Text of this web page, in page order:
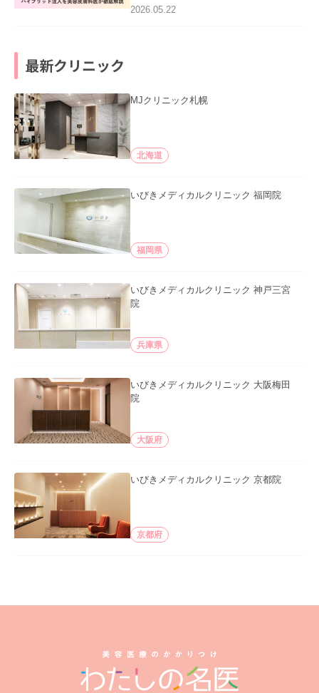
た。
2026.05.22
最新クリニック
MJクリニック札幌
北海道
いびきメディカルクリニック 福岡院
福岡県
いびきメディカルクリニック 神戸三宮
院
兵庫県
いびきメディカルクリニック 大阪梅田
院
大阪府
いびきメディカルクリニック 京都院
京都府